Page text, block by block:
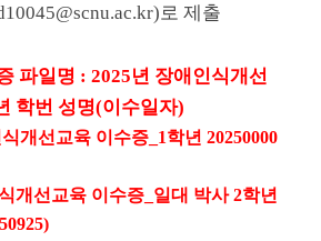
로 제출
파일명 : 2025년 장애인식개선
학번 성명(이수일자)
개선교육 이수증 _1학년 20250000
개선교육 이수증 _일대 박사 2학년
)